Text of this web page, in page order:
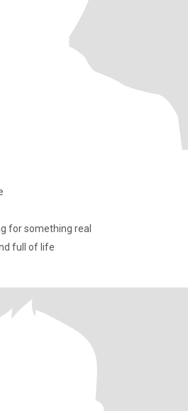
for something real
full of life